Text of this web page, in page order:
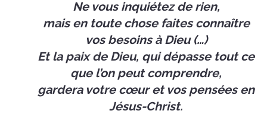
Ne vous inquiétez de rien,
mais en toute chose faites connaître
vos besoins à Dieu (…)
Et la paix de Dieu, qui dépasse tout ce
que l’on peut comprendre,
gardera votre cœur et vos pensées en
Jésus-Christ.